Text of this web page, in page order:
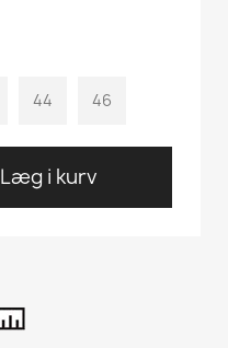
44 46
Læg i kurv